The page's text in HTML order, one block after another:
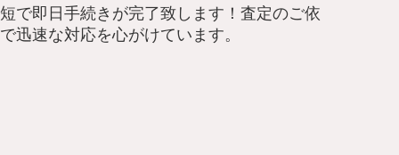
で即日手続きが完了致します！査定のご依
迅速な対応を心がけています。